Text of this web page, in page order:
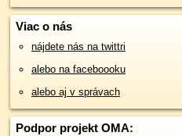
Viac o nás
nájdete nás na twittri
alebo na faceboooku
alebo aj v správach
Podpor projekt OMA: